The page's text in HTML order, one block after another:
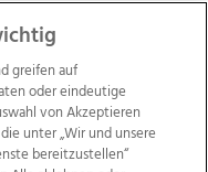
greifen auf
oder eindeutige
von Akzeptieren
unter „Wir und unsere
bereitzustellen“